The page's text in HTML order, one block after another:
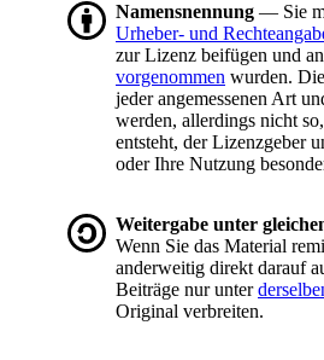
Namensnennung — Sie
Urheber- und
zur Lizenz beifügen und
vorgenommen wurden.
jeder angemessenen Art
werden, allerdings nicht
entsteht, der Lizenzgeber
oder Ihre Nutzung
Weitergabe unter
Wenn Sie das Material
anderweitig direkt darauf
Beiträge nur unter
Original verbreiten.